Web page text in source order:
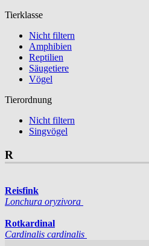
Tierklasse
Nicht filtern
Amphibien
Reptilien
Säugetiere
Vögel
Tierordnung
Nicht filtern
Singvögel
R
Reisfink
Lonchura oryzivora
Rotkardinal
Cardinalis cardinalis